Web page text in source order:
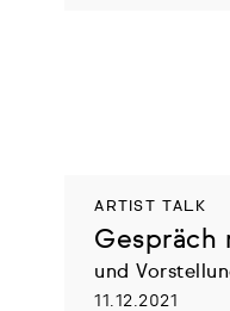
ARTIST TALK
Gespräch
und
11.12.2021